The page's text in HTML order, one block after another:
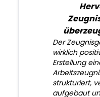
Der
wirklich
Erstellung
strukturiert,
aufgebaut